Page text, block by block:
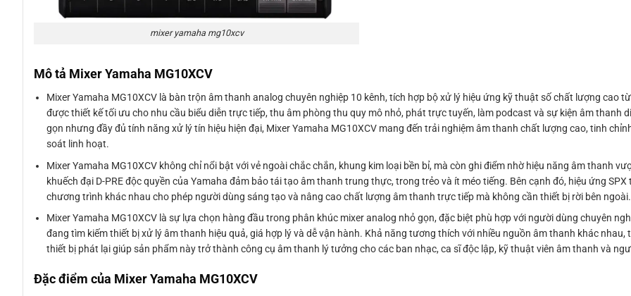
mixer yamaha mg10xcv
Mô tả Mixer Yamaha MG10XCV
Mixer Yamaha MG10XCV là bàn trộn âm thanh analog chuyên nghiệp 10 kênh, tích hợp bộ xử lý hiệu ứng kỹ thuật số chất lượng cao
được thiết kế tối ưu cho nhu cầu biểu diễn trực tiếp, thu âm phòng thu quy mô nhỏ, phát trực tuyến, làm podcast và sự kiện âm thanh
gọn nhưng đầy đủ tính năng xử lý tín hiệu hiện đại, Mixer Yamaha MG10XCV mang đến trải nghiệm âm thanh chất lượng cao, tinh
soát linh hoạt.
Mixer Yamaha MG10XCV không chỉ nổi bật với vẻ ngoài chắc chắn, khung kim loại bền bỉ, mà còn ghi điểm nhờ hiệu năng âm thanh
khuếch đại D-PRE độc quyền của Yamaha đảm bảo tái tạo âm thanh trung thực, trong trẻo và ít méo tiếng. Bên cạnh đó, hiệu ứng SPX
chương trình khác nhau cho phép người dùng sáng tạo và nâng cao chất lượng âm thanh trực tiếp mà không cần thiết bị rời bên ngoài.
Mixer Yamaha MG10XCV là sự lựa chọn hàng đầu trong phân khúc mixer analog nhỏ gọn, đặc biệt phù hợp với người dùng chuyên
đang tìm kiếm thiết bị xử lý âm thanh hiệu quả, giá hợp lý và dễ vận hành. Khả năng tương thích với nhiều nguồn âm thanh khác nhau,
thiết bị phát lại giúp sản phẩm này trở thành công cụ âm thanh lý tưởng cho các ban nhạc, ca sĩ độc lập, kỹ thuật viên âm thanh và
Đặc điểm của Mixer Yamaha MG10XCV